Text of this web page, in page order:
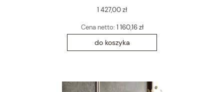
1 427,00 zł
Cena netto: 1 160,16 zł
do koszyka